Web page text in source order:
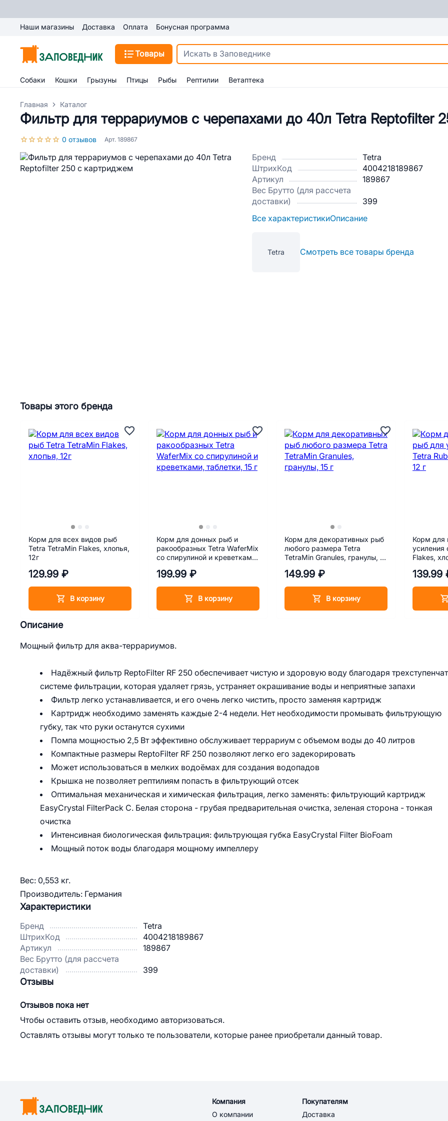
Наши магазины Доставка Оплата Бонусная программа
Товары
Собаки Кошки Грызуны Птицы Рыбы Рептилии Ветаптека
Главная Каталог
Фильтр для террариумов с черепахами до 40л Tetra Reptofilter
0 отзывов Арт. 189867
Бренд
Tetra
ШтрихКод
4004218189867
Артикул
189867
Вес Брутто (для рассчета
доставки)
399
Все характеристикиОписание
Tetra Смотреть все товары бренда
Описание
Мощный фильтр для аква-террариумов.
Надёжный фильтр ReptoFilter RF 250 обеспечивает чистую и здоровую воду благодаря
системе фильтрации, которая удаляет грязь, устраняет окрашивание воды и неприятные запахи
Фильтр легко устанавливается, и его очень легко чистить, просто заменяя картридж
Картридж необходимо заменять каждые 2-4 недели. Нет необходимости промывать фильтрующую
губку, так что руки останутся сухими
Помпа мощностью 2,5 Вт эффективно обслуживает террариум с объемом воды до 40 литров
Компактные размеры ReptoFilter RF 250 позволяют легко его задекорировать
Может использоваться в мелких водоёмах для создания водопадов
Крышка не позволяет рептилиям попасть в фильтрующий отсек
Оптимальная механическая и химическая фильтрация, легко заменять: фильтрующий картридж
EasyCrystal FilterPack C. Белая сторона - грубая предварительная очистка, зеленая сторона - тонкая
очистка
Интенсивная биологическая фильтрация: фильтрующая губка EasyCrystal Filter BioFoam
Мощный поток воды благодаря мощному импеллеру
Вес: 0,553 кг.
Производитель: Германия
Товары этого бренда
Корм для всех видов рыб
Tetra TetraMin Flakes, хлопья,
12г
129.99 ₽
В корзину
Корм для донных рыб и
ракообразных Tetra WaferMix
со спирулиной и креветками,
199.99 ₽
В корзину
Корм для декоративных рыб
любого размера Tetra
TetraMin Granules, гранулы, 15
149.99 ₽
В корзину
Корм для
усиления
Flakes,
139.99
Характеристики
Бренд
Tetra
ШтрихКод
4004218189867
Артикул
189867
Вес Брутто (для рассчета
доставки)
399
Отзывы
Отзывов пока нет
Чтобы оставить отзыв, необходимо авторизоваться.
Оставлять отзывы могут только те пользователи, которые ранее приобретали данный товар.
Компания
О компании
Покупателям
Доставка